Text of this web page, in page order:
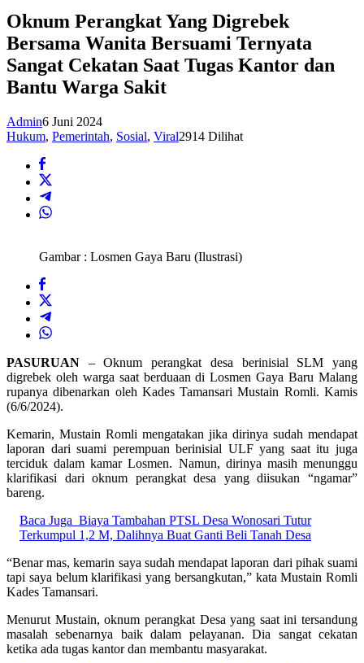
Oknum Perangkat Yang Digrebek
Bersama Wanita Bersuami Ternyata
Sangat Cekatan Saat Tugas Kantor dan
Bantu Warga Sakit
Admin6 Juni 2024
Hukum, Pemerintah, Sosial, Viral2914 Dilihat
Gambar : Losmen Gaya Baru (Ilustrasi)
PASURUAN – Oknum perangkat desa berinisial SLM yang
digrebek oleh warga saat berduaan di Losmen Gaya Baru Malang
rupanya dibenarkan oleh Kades Tamansari Mustain Romli. Kamis
(6/6/2024).
Kemarin, Mustain Romli mengatakan jika dirinya sudah mendapat
laporan dari suami perempuan berinisial ULF yang saat itu juga
terciduk dalam kamar Losmen. Namun, dirinya masih menunggu
klarifikasi dari oknum perangkat desa yang diisukan “ngamar”
bareng.
Baca Juga Biaya Tambahan PTSL Desa Wonosari Tutur
Terkumpul 1,2 M, Dalihnya Buat Ganti Beli Tanah Desa
“Benar mas, kemarin saya sudah mendapat laporan dari pihak suami
tapi saya belum klarifikasi yang bersangkutan,” kata Mustain Romli
Kades Tamansari.
Menurut Mustain, oknum perangkat Desa yang saat ini tersandung
masalah sebenarnya baik dalam pelayanan. Dia sangat cekatan
ketika ada tugas kantor dan membantu masyarakat.